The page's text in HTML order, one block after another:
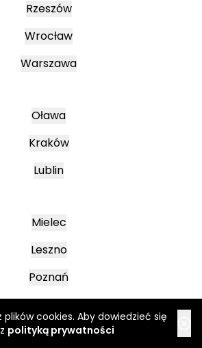
cookies. Aby dowiedzieć się
polityką prywatności
Rzeszów
Wrocław
Warszawa
Oława
Kraków
Lublin
Mielec
Leszno
Poznań
Katowice